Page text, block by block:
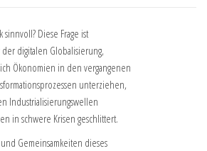
Diese Frage ist
digitalen Globalisierung,
Ökonomien in den vergangenen
unterziehen,
Industrialisierungswellen
in schwere Krisen geschlittert.
Gemeinsamkeiten dieses